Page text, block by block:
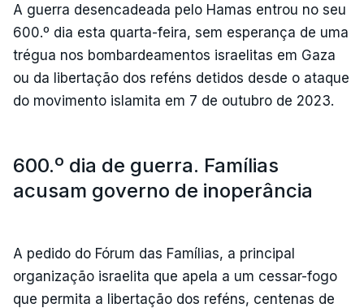
A guerra desencadeada pelo Hamas entrou no seu
600.º dia esta quarta-feira, sem esperança de uma
trégua nos bombardeamentos israelitas em Gaza
ou da libertação dos reféns detidos desde o ataque
do movimento islamita em 7 de outubro de 2023.
600.º dia de guerra. Famílias
acusam governo de inoperância
A pedido do Fórum das Famílias, a principal
organização israelita que apela a um cessar-fogo
que permita a libertação dos reféns, centenas de